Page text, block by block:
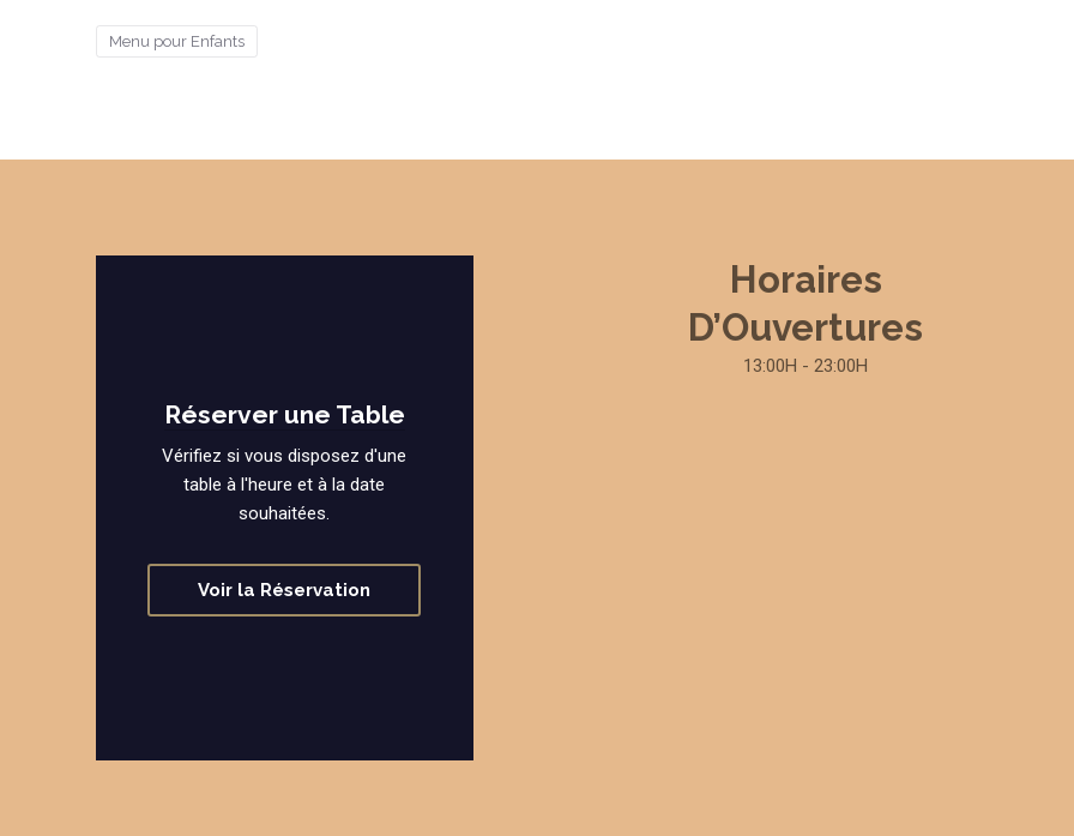
Menu pour Enfants
Réserver une Table
Vérifiez si vous disposez d'une
table à l'heure et à la date
souhaitées.
Voir la Réservation
Horaires
D’Ouvertures
13:00H - 23:00H